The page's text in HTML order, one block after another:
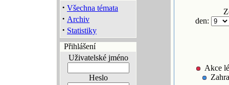
· Všechna témata
· Archiv
· Statistiky
Přihlášení
Uživatelské jméno
Heslo
den:
Akce